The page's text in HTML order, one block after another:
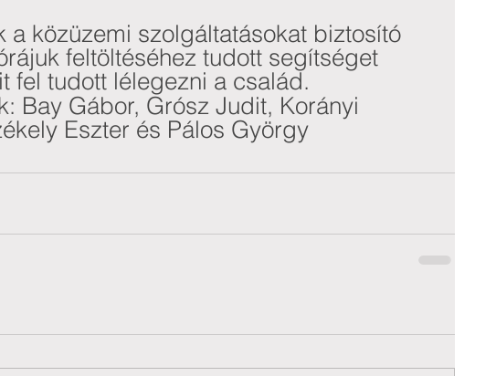
a közüzemi szolgáltatásokat biztosító
feltöltéséhez tudott segítséget
fel tudott lélegezni a család.
Bay Gábor, Grósz Judit, Korányi
Eszter és Pálos György